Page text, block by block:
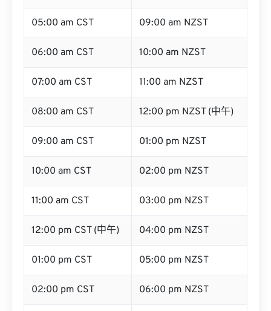
05:00 am CST 09:00 am NZST
06:00 am CST 10:00 am NZST
07:00 am CST 11:00 am NZST
08:00 am CST 12:00 pm NZST (中午)
09:00 am CST 01:00 pm NZST
10:00 am CST 02:00 pm NZST
11:00 am CST 03:00 pm NZST
12:00 pm CST (中午) 04:00 pm NZST
01:00 pm CST 05:00 pm NZST
02:00 pm CST 06:00 pm NZST